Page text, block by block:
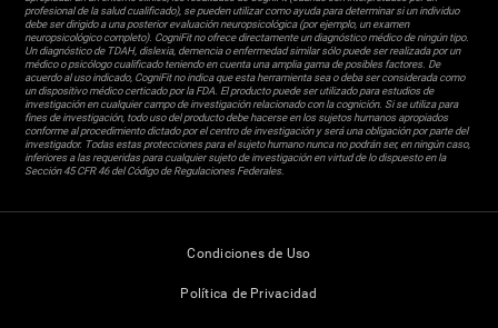
profesional de la salud cualificado), se pueden utilizar como ayuda para determinar si un individuo
debe ser dirigido a una posterior evaluación neuropsicológica (por ejemplo, un examen
neuropsicológico completo). CogniFit no ofrece directamente un diagnóstico médico de ningún tipo.
Un diagnóstico de TDAH, dislexia, demencia o enfermedad similar sólo puede ser realizada por un
médico o psicólogo cualificado teniendo en cuenta una amplia gama de posibles factores. De
acuerdo al uso indicado, CogniFit no indica que esta herramienta sea o deba ser considerada como
un dispositivo médico certicado por la FDA. El producto puede ser utilizado para estudios de
investigación en cualquier campo de investigación relacionado con la cognición. Si se utiliza para
fines de investigación, todo uso del producto debe hacerse en los sujetos humanos apropiados
conforme al procedimiento dictado por el centro de investigación y será una obligación por parte del
investigador. Todas estas protecciones para el sujeto humano nunca no podrán ser, en ningún caso,
inferiores a las requeridas para cualquier sujeto de investigación en virtud de lo dispuesto en la
Sección 45 CFR 46 del Código de Regulaciones Federales.
Condiciones de Uso
Política de Privacidad